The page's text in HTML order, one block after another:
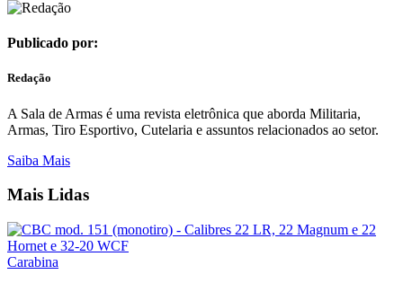
Publicado por:
Redação
A Sala de Armas é uma revista eletrônica que aborda Militaria,
Armas, Tiro Esportivo, Cutelaria e assuntos relacionados ao setor.
Saiba Mais
Mais Lidas
Carabina